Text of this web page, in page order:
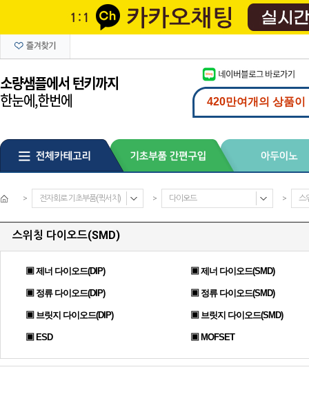
> 전자회로 기초부품(퀵서치) > 다이오드 > 스
스위칭 다이오드(SMD)
▣ 제너 다이오드(DIP) ▣ 제너 다이오드(SMD)
▣ 정류 다이오드(DIP) ▣ 정류 다이오드(SMD)
▣ 브릿지 다이오드(DIP) ▣ 브릿지 다이오드(SMD)
▣ ESD ▣ MOFSET